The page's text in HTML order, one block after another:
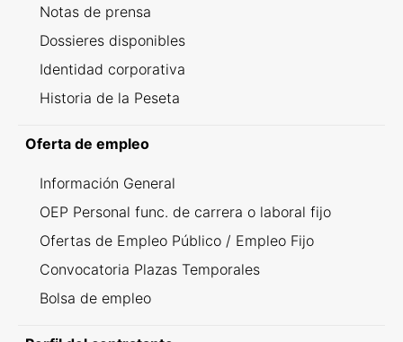
Notas de prensa
Dossieres disponibles
Identidad corporativa
Historia de la Peseta
Oferta de empleo
Información General
OEP Personal func. de carrera o laboral fijo
Ofertas de Empleo Público / Empleo Fijo
Convocatoria Plazas Temporales
Bolsa de empleo